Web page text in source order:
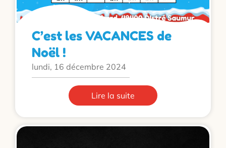
C’est les VACANCES de
Noël !
lundi, 16 décembre 2024
Lire la suite